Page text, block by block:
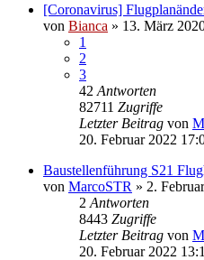
[Coronavirus]
von Bianca » 13. März
1
2
3
42 Antworten
82711 Zugriffe
Letzter Beitrag von
20. Februar 2022
Baustellenführung S21
von MarcoSTR » 2.
2 Antworten
8443 Zugriffe
Letzter Beitrag von
20. Februar 2022